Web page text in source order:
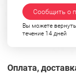
Сообщить о
Вы можете
течение 14 дней
Оплата,